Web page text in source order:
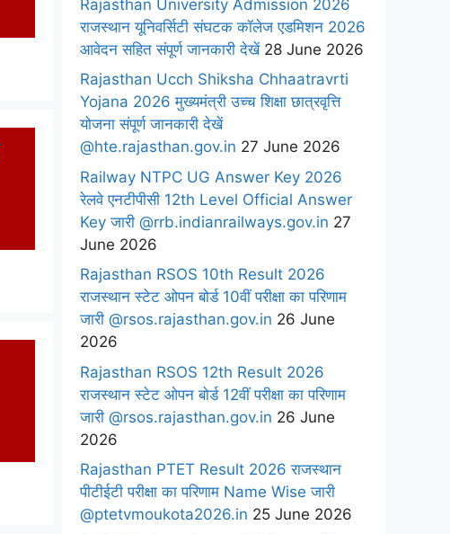
Rajasthan University Admission 2026
राजस्थान यूनिवर्सिटी संघटक कॉलेज एडमिशन 2026
आवेदन सहित संपूर्ण जानकारी देखें28 June 2026
Rajasthan Ucch Shiksha Chhaatravrti
Yojana 2026 मुख्यमंत्री उच्च शिक्षा छात्रवृत्ति
योजना संपूर्ण जानकारी देखें
@hte.rajasthan.gov.in 27 June 2026
Railway NTPC UG Answer Key 2026
रेलवे एनटीपीसी 12th Level Official Answer
Key जारी @rrb.indianrailways.gov.in 27
June 2026
Rajasthan RSOS 10th Result 2026
राजस्थान स्टेट ओपन बोर्ड 10वीं परीक्षा का परिणाम
जारी @rsos.rajasthan.gov.in 26 June
2026
Rajasthan RSOS 12th Result 2026
राजस्थान स्टेट ओपन बोर्ड 12वीं परीक्षा का परिणाम
जारी @rsos.rajasthan.gov.in 26 June
2026
Rajasthan PTET Result 2026 राजस्थान
पीटीईटी परीक्षा का परिणाम Name Wise जारी
@ptetvmoukota2026.in 25 June 2026